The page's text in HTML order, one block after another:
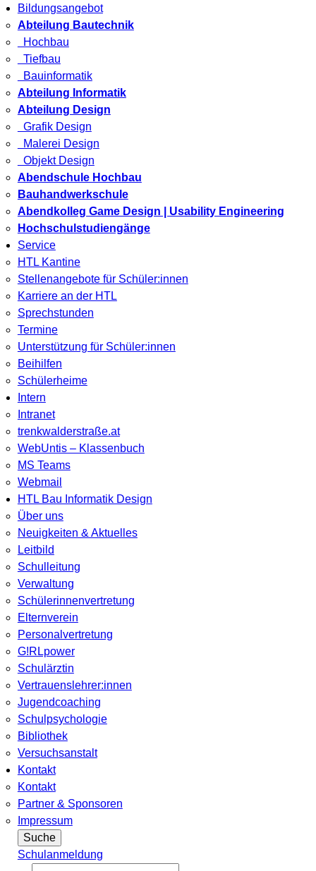
Bildungsangebot
Abteilung Bautechnik
Hochbau
Tiefbau
Bauinformatik
Abteilung Informatik
Abteilung Design
Grafik Design
Malerei Design
Objekt Design
Abendschule Hochbau
Bauhandwerkschule
Abendkolleg Game Design | Usability Engineering
Hochschulstudiengänge
Service
HTL Kantine
Stellenangebote für Schüler:innen
Karriere an der HTL
Sprechstunden
Termine
Unterstützung für Schüler:innen
Beihilfen
Schülerheime
Intern
Intranet
trenkwalderstraße.at
WebUntis – Klassenbuch
MS Teams
Webmail
HTL Bau Informatik Design
Über uns
Neuigkeiten & Aktuelles
Leitbild
Schulleitung
Verwaltung
Schülerinnenvertretung
Elternverein
Personalvertretung
G!RLpower
Schulärztin
Vertrauenslehrer:innen
Jugendcoaching
Schulpsychologie
Bibliothek
Versuchsanstalt
Kontakt
Kontakt
Partner & Sponsoren
Impressum
Suche
Schulanmeldung